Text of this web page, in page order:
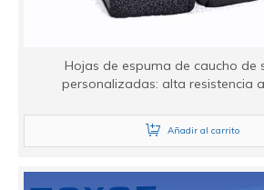
Hojas de espuma de caucho de
personalizadas: alta resistencia
Añadir al carrito